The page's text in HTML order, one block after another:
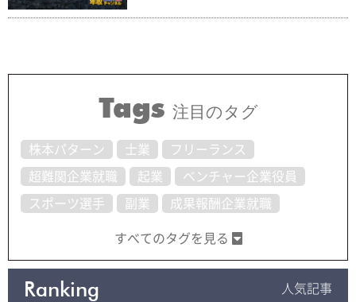
Tags 注目のタグ
株本パターン 士業 フリーランス
超難関企業就職 起業 ベンチャー企業役員
スポーツ選手 副業 成果報酬企業就職
すべてのタグを見る
Ranking 人気記事